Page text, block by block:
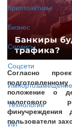
Криптоактивы
Бизнес
Сервисы
Соцсети
Импортозамещение
Технологии
ИИ
Согласно
положение о
налогового
финучреждения
пользователи